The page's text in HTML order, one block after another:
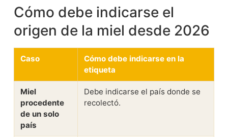
Cómo debe indicarse el
origen de la miel desde 2026
Caso
Cómo debe indicarse en la
etiqueta
Miel
procedente
de un solo
país
Debe indicarse el país donde se
recolectó.